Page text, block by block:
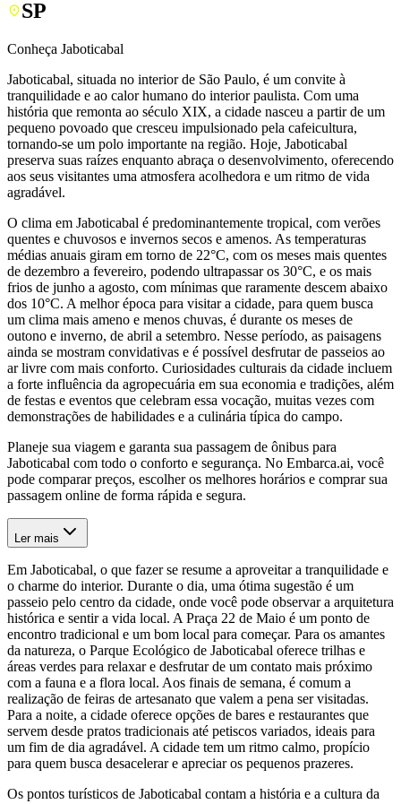
SP
Conheça Jaboticabal
Jaboticabal, situada no interior de São Paulo, é um convite à
tranquilidade e ao calor humano do interior paulista. Com uma
história que remonta ao século XIX, a cidade nasceu a partir de um
pequeno povoado que cresceu impulsionado pela cafeicultura,
tornando-se um polo importante na região. Hoje, Jaboticabal
preserva suas raízes enquanto abraça o desenvolvimento, oferecendo
aos seus visitantes uma atmosfera acolhedora e um ritmo de vida
agradável.
O clima em Jaboticabal é predominantemente tropical, com verões
quentes e chuvosos e invernos secos e amenos. As temperaturas
médias anuais giram em torno de 22°C, com os meses mais quentes
de dezembro a fevereiro, podendo ultrapassar os 30°C, e os mais
frios de junho a agosto, com mínimas que raramente descem abaixo
dos 10°C. A melhor época para visitar a cidade, para quem busca
um clima mais ameno e menos chuvas, é durante os meses de
outono e inverno, de abril a setembro. Nesse período, as paisagens
ainda se mostram convidativas e é possível desfrutar de passeios ao
ar livre com mais conforto. Curiosidades culturais da cidade incluem
a forte influência da agropecuária em sua economia e tradições, além
de festas e eventos que celebram essa vocação, muitas vezes com
demonstrações de habilidades e a culinária típica do campo.
Planeje sua viagem e garanta sua passagem de ônibus para
Jaboticabal com todo o conforto e segurança. No Embarca.ai, você
pode comparar preços, escolher os melhores horários e comprar sua
passagem online de forma rápida e segura.
Ler mais
Em Jaboticabal, o que fazer se resume a aproveitar a tranquilidade e
o charme do interior. Durante o dia, uma ótima sugestão é um
passeio pelo centro da cidade, onde você pode observar a arquitetura
histórica e sentir a vida local. A Praça 22 de Maio é um ponto de
encontro tradicional e um bom local para começar. Para os amantes
da natureza, o Parque Ecológico de Jaboticabal oferece trilhas e
áreas verdes para relaxar e desfrutar de um contato mais próximo
com a fauna e a flora local. Aos finais de semana, é comum a
realização de feiras de artesanato que valem a pena ser visitadas.
Para a noite, a cidade oferece opções de bares e restaurantes que
servem desde pratos tradicionais até petiscos variados, ideais para
um fim de dia agradável. A cidade tem um ritmo calmo, propício
para quem busca desacelerar e apreciar os pequenos prazeres.
Os pontos turísticos de Jaboticabal contam a história e a cultura da